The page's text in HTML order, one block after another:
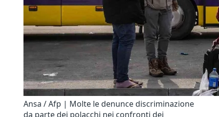
Ansa / Afp | Molte le denunce discriminazione
da parte dei polacchi nei confronti dei